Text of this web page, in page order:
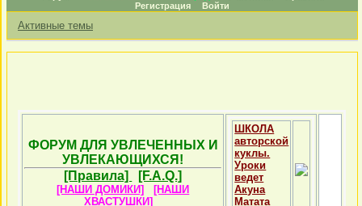
Регистрация
Войти
Активные темы
ФОРУМ ДЛЯ УВЛЕЧЕННЫХ И
УВЛЕКАЮЩИХСЯ!
[Правила]
[F.A.Q.]
[НАШИ ДОМИКИ]
[НАШИ
ХВАСТУШКИ]
ШКОЛА
авторской
куклы.
Уроки
ведет
Акуна
Матата